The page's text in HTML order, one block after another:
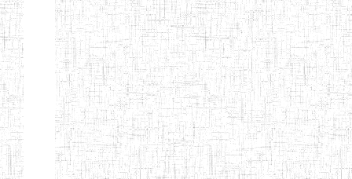
ENI
Chercher: